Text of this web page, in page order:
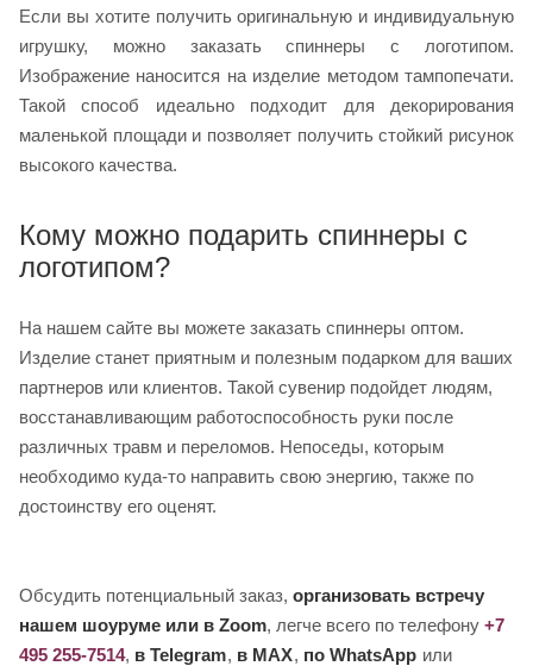
Если вы хотите получить оригинальную и индивидуальную
игрушку, можно заказать спиннеры с логотипом.
Изображение наносится на изделие методом тампопечати.
Такой способ идеально подходит для декорирования
маленькой площади и позволяет получить стойкий рисунок
высокого качества.
Кому можно подарить спиннеры с
логотипом?
На нашем сайте вы можете заказать спиннеры оптом.
Изделие станет приятным и полезным подарком для ваших
партнеров или клиентов. Такой сувенир подойдет людям,
восстанавливающим работоспособность руки после
различных травм и переломов. Непоседы, которым
необходимо куда-то направить свою энергию, также по
достоинству его оценят.
Обсудить потенциальный заказ, организовать встречу
нашем шоуруме или в Zoom, легче всего по телефону +7
495 255-7514, в Telegram, в MAX, по WhatsApp или